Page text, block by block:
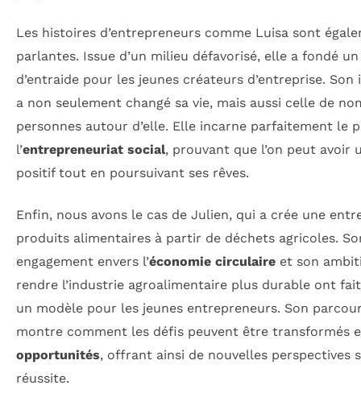
Les histoires d’entrepreneurs comme Luisa sont
parlantes. Issue d’un milieu défavorisé, elle a fondé
d’entraide pour les jeunes créateurs d’entreprise. Son
a non seulement changé sa vie, mais aussi celle de
personnes autour d’elle. Elle incarne parfaitement le
l’entrepreneuriat social, prouvant que l’on peut avoir
positif tout en poursuivant ses rêves.
Enfin, nous avons le cas de Julien, qui a crée une
produits alimentaires à partir de déchets agricoles.
engagement envers l’économie circulaire et son
rendre l’industrie agroalimentaire plus durable ont
un modèle pour les jeunes entrepreneurs. Son
montre comment les défis peuvent être transformés
opportunités, offrant ainsi de nouvelles perspectives
réussite.